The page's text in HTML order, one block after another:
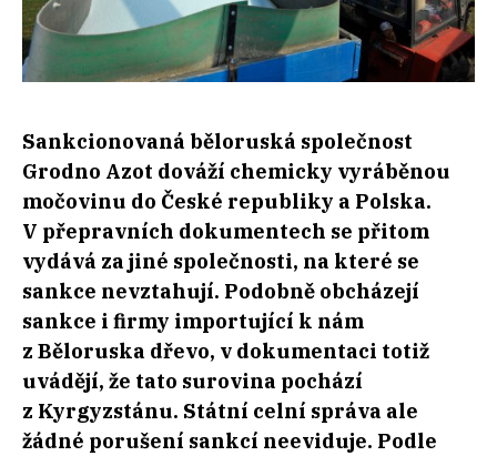
Sankcionovaná běloruská společnost
Grodno Azot dováží chemicky vyráběnou
močovinu do České republiky a Polska.
V přepravních dokumentech se přitom
vydává za jiné společnosti, na které se
sankce nevztahují. Podobně obcházejí
sankce i firmy importující k nám
z Běloruska dřevo, v dokumentaci totiž
uvádějí, že tato surovina pochází
z Kyrgyzstánu. Státní celní správa ale
žádné porušení sankcí neeviduje. Podle